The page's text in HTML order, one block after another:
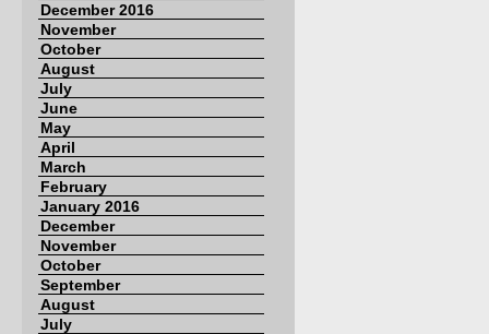
December 2016
November
October
August
July
June
May
April
March
February
January 2016
December
November
October
September
August
July